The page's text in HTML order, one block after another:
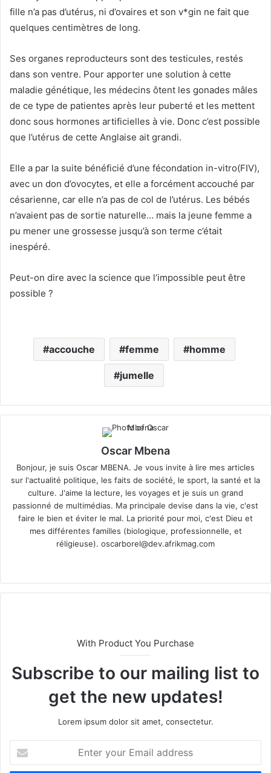
fille n’a pas d’utérus, ni d’ovaires et son v*gin ne fait que
quelques centimètres de long.
Ses organes reproducteurs sont des testicules, restés
dans son ventre. Pour apporter une solution à cette
maladie génétique, les médecins ôtent les gonades mâles
de ce type de patientes après leur puberté et les mettent
donc sous hormones artificielles à vie. Donc c’est possible
que l’utérus de cette Anglaise ait grandi.
Elle a par la suite bénéficié d’une fécondation in-vitro(FIV),
avec un don d’ovocytes, et elle a forcément accouché par
césarienne, car elle n’a pas de col de l’utérus. Les bébés
n’avaient pas de sortie naturelle… mais la jeune femme a
pu mener une grossesse jusqu’à son terme c’était
inespéré.
Peut-on dire avec la science que l’impossible peut être
possible ?
accouche femme homme
jumelle
Oscar Mbena
Bonjour, je suis Oscar MBENA. Je vous invite à lire mes articles
sur l'actualité politique, les faits de société, le sport, la santé et la
culture. J'aime la lecture, les voyages et je suis un grand
passionné de multimédias. Ma principale devise dans la vie, c'est
faire le bien et éviter le mal. La priorité pour moi, c'est Dieu et
mes différentes familles (biologique, professionnelle, et
réligieuse). oscarborel@dev.afrikmag.com
te
With Product You Purchase
Subscribe to our mailing list to
get the new updates!
Lorem ipsum dolor sit amet, consectetur.